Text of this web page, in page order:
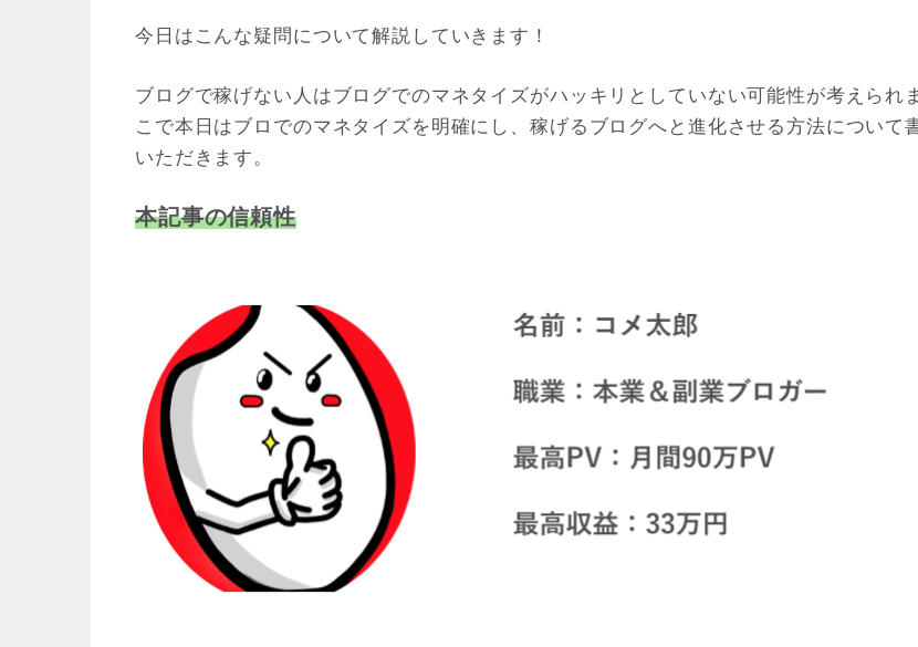
今日はこんな疑問について解説していきます！
ブログで稼げない人はブログでのマネタイズがハッキリとしていない可能性が考えられ
こで本日はブロでのマネタイズを明確にし、稼げるブログへと進化させる方法について
いただきます。
本記事の信頼性